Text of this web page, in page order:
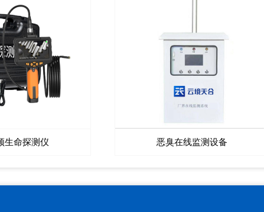
生命探测仪 恶臭在线监测设备